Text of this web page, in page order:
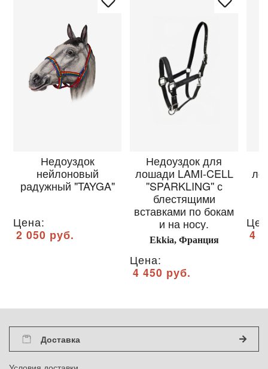
Недоуздок
нейлоновый
радужный "TAYGA"
Цена:
2 050 руб.
Недоуздок для
лошади LAMI-CELL
''SPARKLING'' с
блестящими
вставками по бокам
и на носу.
Ekkia, Франция
Цена:
4 450 руб.
4
Доставка